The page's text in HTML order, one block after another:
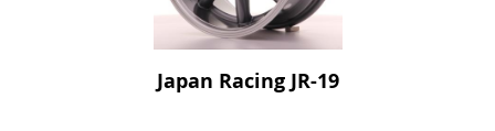
Japan Racing JR-19